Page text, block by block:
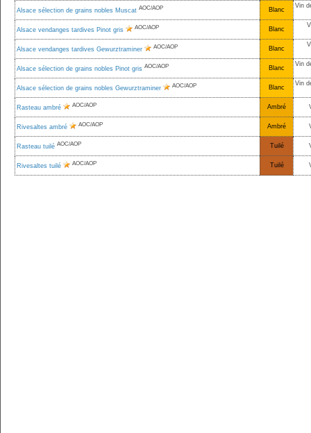
Alsace sélection de grains nobles Muscat AOC/AOP Blanc
Vin
Alsace vendanges tardives Pinot gris AOC/AOP Blanc
Alsace vendanges tardives Gewurztraminer AOC/AOP Blanc
Alsace sélection de grains nobles Pinot gris AOC/AOP Blanc
Vin
Alsace sélection de grains nobles Gewurztraminer AOC/AOP Blanc
Vin
Rasteau ambré AOC/AOP Ambré
Rivesaltes ambré AOC/AOP Ambré
Rasteau tuilé AOC/AOP Tuilé
Rivesaltes tuilé AOC/AOP Tuilé